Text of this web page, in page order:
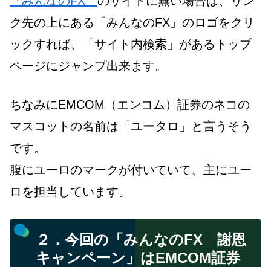
ク先の上にある「みんなのFX」のロゴをクリ
ックすれば、「サイト内検索」があるトップ
ページにジャンプ出来ます。
ちなみにEMCOM（エンコム）証券のネコの
マスコットの名前は「ユータロ」と言うそう
です。
腹にユーロのマークが付いていて、主にユー
ロを担当しています。
２．今回の「みんなのFX 謝恩
キャンペーン」はEMCOM証券